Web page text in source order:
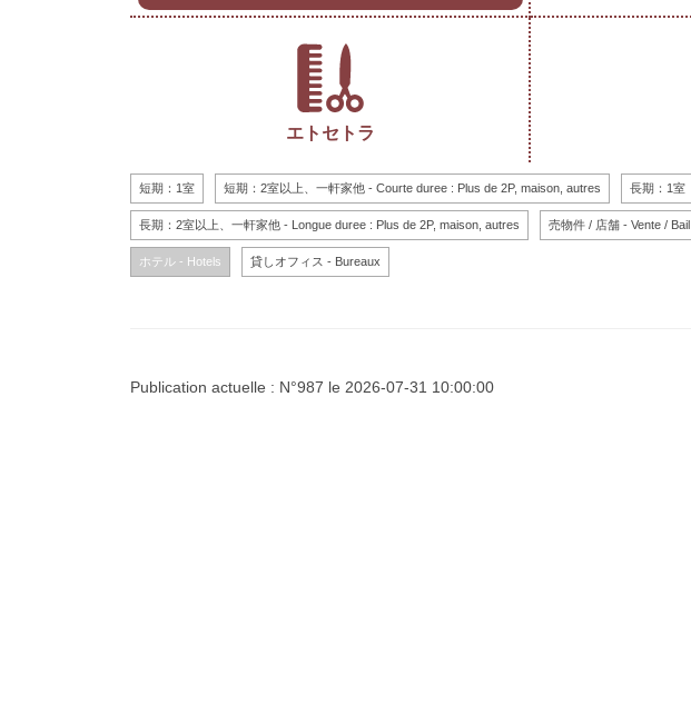
エトセトラ
短期：1室 短期：2室以上、一軒家他 - Courte duree : Plus de 2P, maison, autres 長期：1室
長期：2室以上、一軒家他 - Longue duree : Plus de 2P, maison, autres 売物件 / 店舗 - Vente / Bail
ホテル - Hotels 貸しオフィス - Bureaux
Publication actuelle : N°987 le 2026-07-31 10:00:00